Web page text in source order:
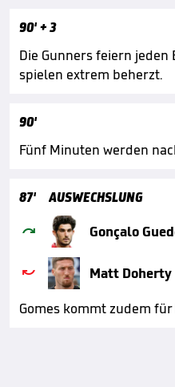
90'+ 3
Die Gunners feiern jeden
spielen extrem beherzt.
90'
Fünf Minuten werden
87' AUSWECHSLUNG
 Gonçalo

Matt Doherty
Gomes kommt zudem für